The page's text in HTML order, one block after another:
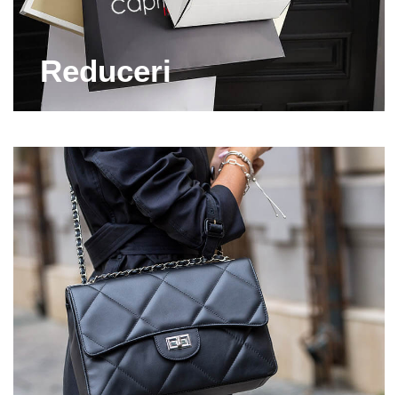
Ti-am pregatit sute de modele de pantofi dama piele
pe care i-am impartit in trei categorii: casual, eleganti
si confort. Pe Capricia.ro vei gasi pantofi fara toc, cu
toc, cu platforma, decupati in fata, perforati sau
daca vei accesa site-ul Capricia.ro, vei avea
certitudinea ca ai de unde alege!
Trebuie sa mergi la o nunta si ai nevoie de pantofi
dama piele potriviti pentru rochia de seara? Nicio
problema! Pe Capricia.ro vei gasi modelul perfect de
pantofi la doar cateva click-uri distanta!
In plus, avem si modele potrivite pentru tinutele tip
sport. Alege o pereche de pantofi dama piele fara toc
Reduceri